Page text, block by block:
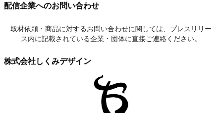
配信企業へのお問い合わせ
取材依頼・商品に対するお問い合わせに関しては、プレスリリー
ス内に記載されている企業・団体に直接ご連絡ください。
株式会社しくみデザイン